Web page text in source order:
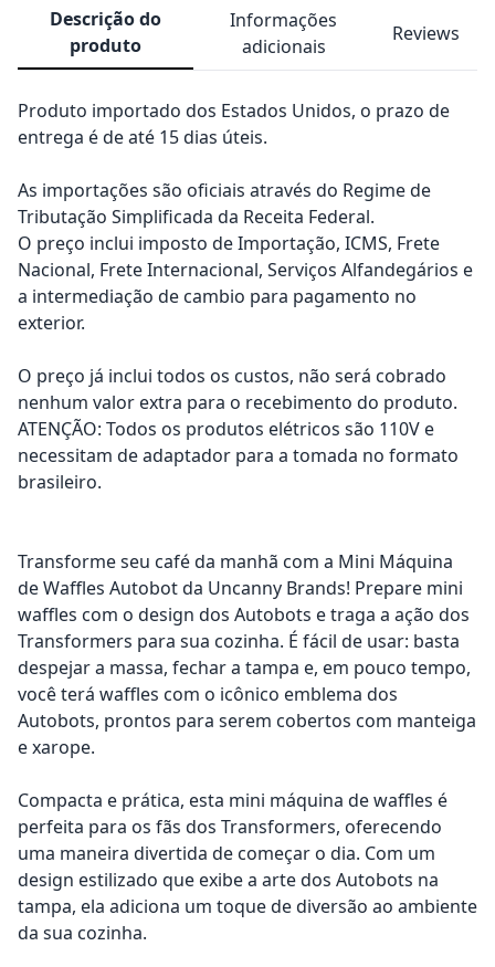
Descrição do
produto
Informações
adicionais
Reviews
Produto importado dos Estados Unidos, o prazo de
entrega é de até 15 dias úteis.
As importações são oficiais através do Regime de
Tributação Simplificada da Receita Federal.
O preço inclui imposto de Importação, ICMS, Frete
Nacional, Frete Internacional, Serviços Alfandegários e
a intermediação de cambio para pagamento no
exterior.
O preço já inclui todos os custos, não será cobrado
nenhum valor extra para o recebimento do produto.
ATENÇÃO: Todos os produtos elétricos são 110V e
necessitam de adaptador para a tomada no formato
brasileiro.
Transforme seu café da manhã com a Mini Máquina
de Waffles Autobot da Uncanny Brands! Prepare mini
waffles com o design dos Autobots e traga a ação dos
Transformers para sua cozinha. É fácil de usar: basta
despejar a massa, fechar a tampa e, em pouco tempo,
você terá waffles com o icônico emblema dos
Autobots, prontos para serem cobertos com manteiga
e xarope.
Compacta e prática, esta mini máquina de waffles é
perfeita para os fãs dos Transformers, oferecendo
uma maneira divertida de começar o dia. Com um
design estilizado que exibe a arte dos Autobots na
tampa, ela adiciona um toque de diversão ao ambiente
da sua cozinha.